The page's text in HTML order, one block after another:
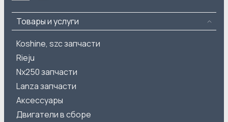
Товары и услуги
Koshine, szc запчасти
Rieju
Nx250 запчасти
Lanza запчасти
Аксессуары
Двигатели в сборе